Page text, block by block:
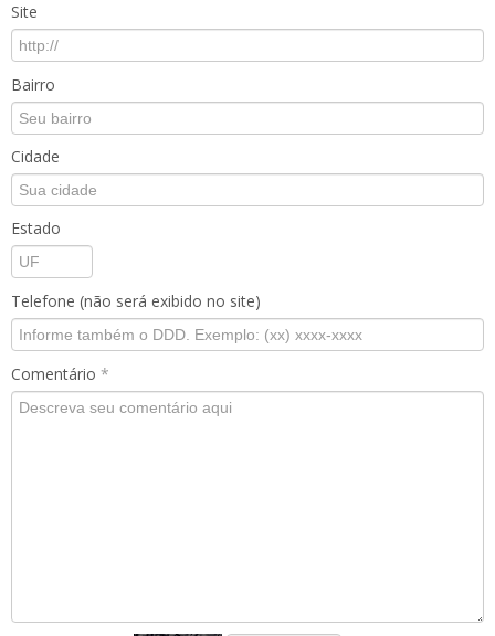
Site
Bairro
Cidade
Estado
Telefone (não será exibido no site)
Comentário *